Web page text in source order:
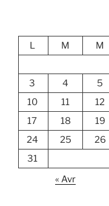
L
M M
3
4 5
10
11 12
17
18 19
24
25 26
31
« Avr